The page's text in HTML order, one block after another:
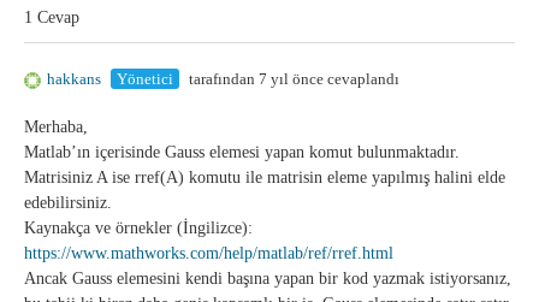
1 Cevap
hakkans Yönetici tarafından 7 yıl önce cevaplandı
Merhaba,
Matlab’ın içerisinde Gauss elemesi yapan komut bulunmaktadır.
Matrisiniz A ise rref(A) komutu ile matrisin eleme yapılmış halini elde
edebilirsiniz.
Kaynakça ve örnekler (İngilizce):
https://www.mathworks.com/help/matlab/ref/rref.html
Ancak Gauss elemesini kendi başına yapan bir kod yazmak istiyorsanız,